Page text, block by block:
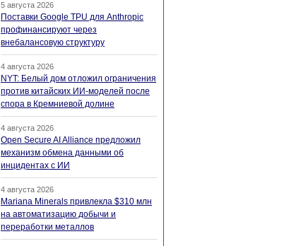
5 августа 2026
Поставки Google TPU для Anthropic
профинансируют через
внебалансовую структуру
4 августа 2026
NYT: Белый дом отложил ограничения
против китайских ИИ-моделей после
спора в Кремниевой долине
4 августа 2026
Open Secure AI Alliance предложил
механизм обмена данными об
инцидентах с ИИ
4 августа 2026
Mariana Minerals привлекла $310 млн
на автоматизацию добычи и
переработки металлов